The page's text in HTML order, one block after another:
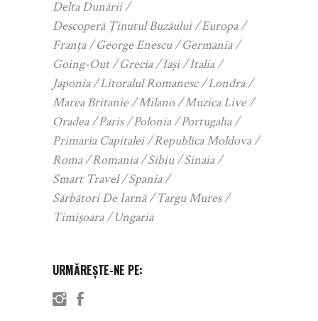
Delta Dunării
Descoperă Ținutul Buzăului
Europa
Franța
George Enescu
Germania
Going-Out
Grecia Iași
Italia
Japonia
Litoralul Romanesc
Londra
Marea Britanie
Milano
Muzica Live
Oradea
Paris Polonia
Portugalia
Primaria Capitalei
Republica Moldova
Roma
Romania Sibiu
Sinaia
Smart Travel
Spania
Sărbători De Iarnă
Targu Mures
Timișoara
Ungaria
URMĂREȘTE-NE PE: